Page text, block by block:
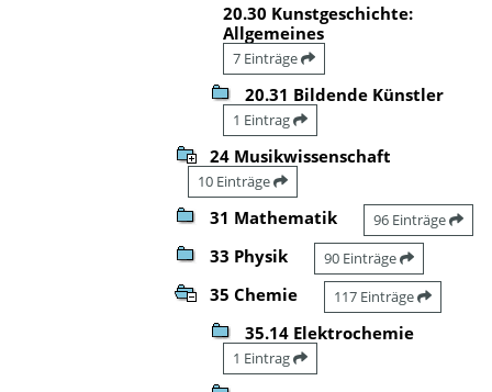
20.30 Kunstgeschichte:
Allgemeines
7 Einträge
20.31 Bildende Künstler
1 Eintrag
24 Musikwissenschaft
10 Einträge
31 Mathematik 96 Einträge
33 Physik 90 Einträge
35 Chemie 117 Einträge
35.14 Elektrochemie
1 Eintrag